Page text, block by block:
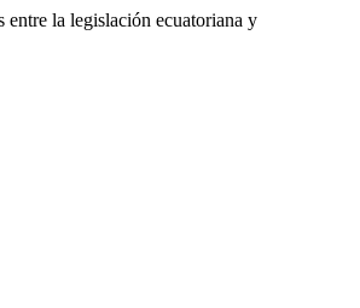
la legislación ecuatoriana y